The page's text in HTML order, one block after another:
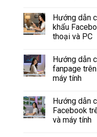
Hướng dẫn
khẩu
thoại và PC
Hướng dẫn
fanpage
máy tính
Hướng dẫn
Facebook
và máy tính